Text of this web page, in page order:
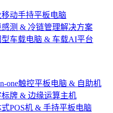
移动手持平板电脑
测 & 冷链管理解决方案
车载电脑 & 车载AI平台
one触控平板电脑 & 自助机
牌 & 边缘运算主机
POS机 & 手持平板电脑